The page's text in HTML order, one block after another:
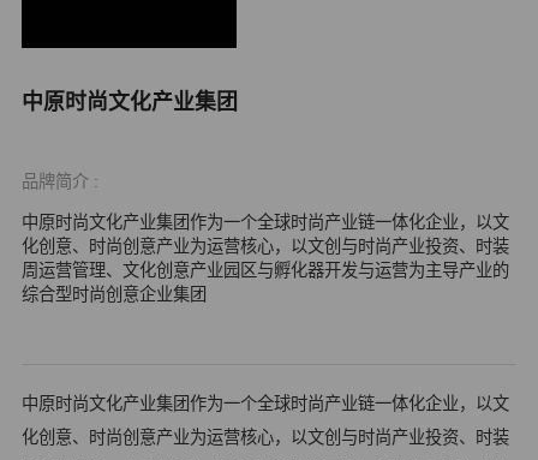
中原时尚文化产业集团
品牌简介 :
中原时尚文化产业集团作为一个全球时尚产业链一体化企业，以文
化创意、时尚创意产业为运营核心，以文创与时尚产业投资、时装
周运营管理、文化创意产业园区与孵化器开发与运营为主导产业的
综合型时尚创意企业集团
中原时尚文化产业集团作为一个全球时尚产业链一体化企业，以文
化创意、时尚创意产业为运营核心，以文创与时尚产业投资、时装